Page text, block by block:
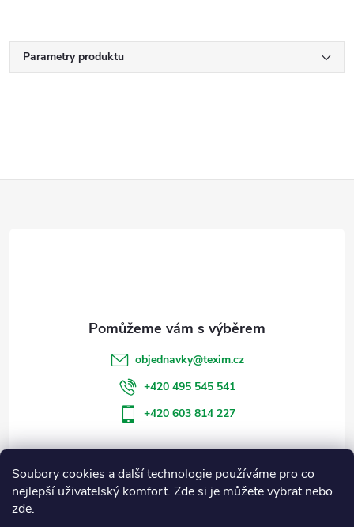
Soubory cookies a další technologie používáme pro co
nejlepší uživatelský komfort. Zde si je můžete vybrat nebo
zde.
Parametry produktu
Informace pro vás
objednavky@texim.cz
+420 495 545 541
+420 603 814 227